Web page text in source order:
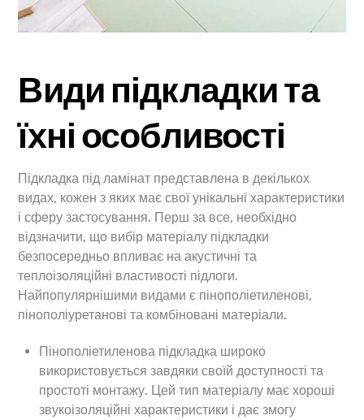
Види підкладки та
їхні особливості
Підкладка під ламінат представлена в декількох
видах, кожен з яких має свої унікальні характеристики
і сферу застосування. Перш за все, необхідно
відзначити, що вибір матеріалу підкладки
безпосередньо впливає на акустичні та
теплоізоляційні властивості підлоги.
Найпопулярнішими видами є пінополіетиленові,
пінополіуретанові та комбіновані матеріали.
Пінополіетиленова підкладка широко
використовується завдяки своїй доступності та
простоті монтажу. Цей тип матеріалу має хороші
звукоізоляційні характеристики і дає змогу